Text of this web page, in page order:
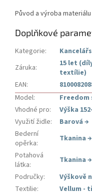
Původ a výroba
Doplňkové
Kategorie:
Záruka:
15 let
textílie)
EAN:
Model: Freedom
Vhodné pro: Výška
Využití židle: Barová →
Bederní
opěrka: Tkanina →
Potahová
látka: Tkanina →
Područky: Výškově
Textilie: Vellum -